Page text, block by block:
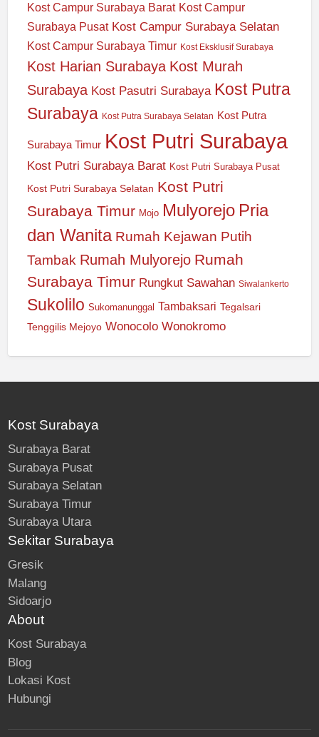
Kost Campur Surabaya Barat Kost Campur
Surabaya Pusat Kost Campur Surabaya Selatan
Kost Campur Surabaya Timur Kost Eksklusif Surabaya
Kost Harian Surabaya Kost Murah
Surabaya Kost Pasutri Surabaya Kost Putra
Surabaya Kost Putra Surabaya Selatan Kost Putra
Surabaya Timur Kost Putri Surabaya
Kost Putri Surabaya Barat Kost Putri Surabaya Pusat
Kost Putri Surabaya Selatan Kost Putri
Surabaya Timur Mojo Mulyorejo Pria
dan Wanita Rumah Kejawan Putih
Tambak Rumah Mulyorejo Rumah
Surabaya Timur Rungkut Sawahan Siwalankerto
Sukolilo Sukomanunggal Tambaksari Tegalsari
Tenggilis Mejoyo Wonocolo Wonokromo
Kost Surabaya
Surabaya Barat
Surabaya Pusat
Surabaya Selatan
Surabaya Timur
Surabaya Utara
Sekitar Surabaya
Gresik
Malang
Sidoarjo
About
Kost Surabaya
Blog
Lokasi Kost
Hubungi